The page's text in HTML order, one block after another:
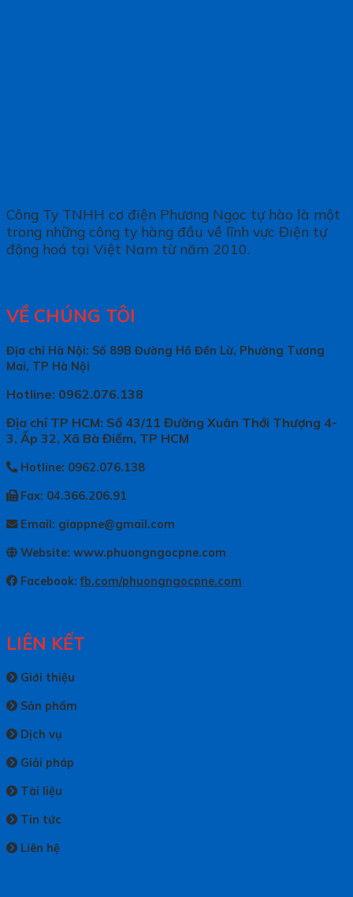
Công Ty TNHH cơ điện Phương Ngọc tự hào là một
trong những công ty hàng đầu về lĩnh vực Điện tự
động hoá tại Việt Nam từ năm 2010.
VỀ CHÚNG TÔI
Địa chỉ Hà Nội: Số 89B Đường Hồ Đền Lừ, Phường Tương
Mai, TP Hà Nội
Hotline: 0962.076.138
Địa chỉ TP HCM: Số 43/11 Đường Xuân Thới Thượng 4-
3, Ấp 32, Xã Bà Điểm, TP HCM
Hotline: 0962.076.138
Fax: 04.366.206.91
Email: giappne@gmail.com
Website: www.phuongngocpne.com
Facebook:fb.com/phuongngocpne.com
LIÊN KẾT
Giới thiệu
Sản phẩm
Dịch vụ
Giải pháp
Tài liệu
Tin tức
Liên hệ